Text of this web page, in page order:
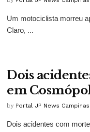
Um motociclista morreu
Claro, ...
Dois
em
by Portal JP News Campinas
Dois acidentes com